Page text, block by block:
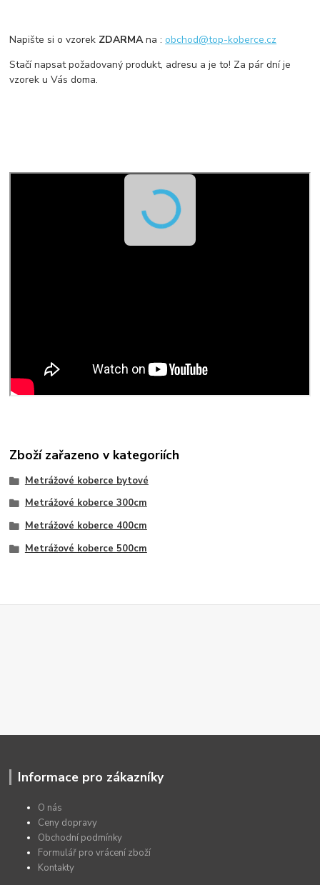
Napište si o vzorek ZDARMAna :obchod@top-koberce.cz
Stačí napsat požadovaný produkt, adresu a je to! Za pár dní je
vzorek u Vás doma.
Zboží zařazeno v kategoriích
Metrážové koberce bytové
Metrážové koberce 300cm
Metrážové koberce 400cm
Metrážové koberce 500cm
Informace pro zákazníky
O nás
Ceny dopravy
Obchodní podmínky
Formulář pro vrácení zboží
Kontakty